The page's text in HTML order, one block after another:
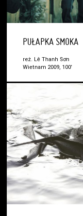
PUŁAPKA SMOKA
reż. Lê Thanh Sơn
Wietnam 2009, 100’